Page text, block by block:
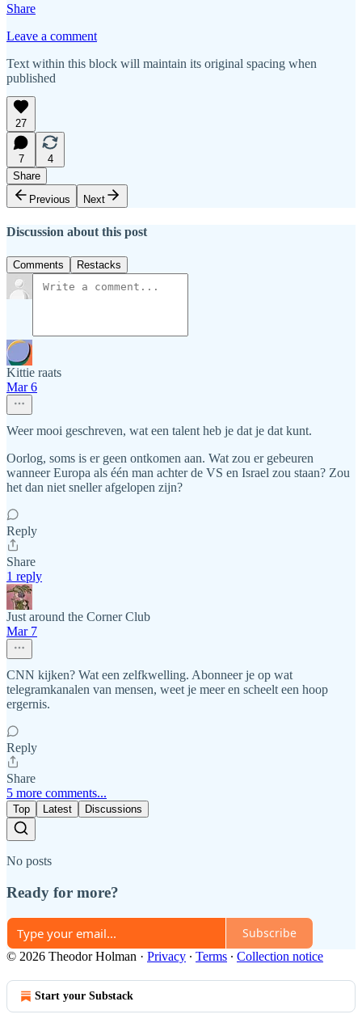
Share
Leave a comment
Text within this block will maintain its original spacing when
published
27
7
4
Share
Previous
Next
Discussion about this post
Comments Restacks
Kittie raats
Mar 6
Weer mooi geschreven, wat een talent heb je dat je dat kunt.
Oorlog, soms is er geen ontkomen aan. Wat zou er gebeuren
wanneer Europa als één man achter de VS en Israel zou staan? Zou
het dan niet sneller afgelopen zijn?
Reply
Share
1 reply
Just around the Corner Club
Mar 7
CNN kijken? Wat een zelfkwelling. Abonneer je op wat
telegramkanalen van mensen, weet je meer en scheelt een hoop
ergernis.
Reply
Share
5 more comments...
Top Latest Discussions
No posts
Ready for more?
Subscribe
© 2026 Theodor Holman · Privacy ∙ Terms ∙ Collection notice
Start your Substack